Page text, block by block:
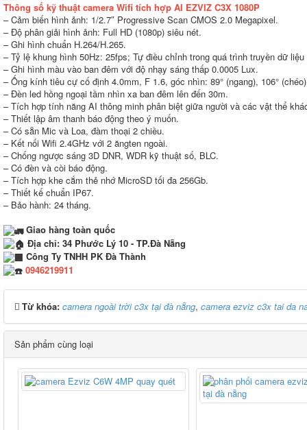
Thông số kỹ thuật camera Wifi tích hợp AI EZVIZ C3X 1080P
– Cảm biến hình ảnh: 1/2.7″ Progressive Scan CMOS 2.0 Megapixel.
– Độ phân giải hình ảnh: Full HD (1080p) siêu nét.
– Ghi hình chuẩn H.264/H.265.
– Tỷ lệ khung hình 50Hz: 25fps; Tự điều chỉnh trong quá trình truyền dữ liệu
– Ghi hình màu vào ban đêm với độ nhạy sáng thấp 0.0005 Lux.
– Ống kính tiêu cự cố định 4.0mm, F 1.6, góc nhìn: 89° (ngang), 106°
– Đèn led hồng ngoại tầm nhìn xa ban đêm lên đến 30m.
– Tích hợp tính năng AI thông minh phân biệt giữa người và các vật thể
– Thiết lập âm thanh báo động theo ý muốn.
– Có sẵn Mic và Loa, đàm thoại 2 chiều.
– Kết nối Wifi 2.4GHz với 2 ăngten ngoài.
– Chống ngược sáng 3D DNR, WDR kỹ thuật số, BLC.
– Có đèn và còi báo động.
– Tích hợp khe cắm thẻ nhớ MicroSD tối đa 256Gb.
– Thiết kế chuẩn IP67.
– Bảo hành: 24 tháng.
Giao hàng toàn quốc
Địa chỉ: 34 Phước Lý 10 - TP.Đà Nẵng
Công Ty TNHH PK Đà Thành
0946219911
Từ khóa: camera ngoài trời c3x tại đà nẵng, camera ezviz c3x tai da
Sản phẩm cùng loại